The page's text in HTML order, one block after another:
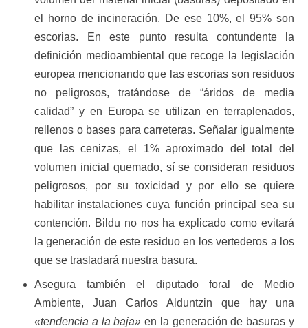
el horno de incineración. De ese 10%, el 95% son
escorias. En este punto resulta contundente la
definición medioambiental que recoge la legislación
europea mencionando que las escorias son residuos
no peligrosos, tratándose de “áridos de media
calidad” y en Europa se utilizan en terraplenados,
rellenos o bases para carreteras. Señalar igualmente
que las cenizas, el 1% aproximado del total del
volumen inicial quemado, sí se consideran residuos
peligrosos, por su toxicidad y por ello se quiere
habilitar instalaciones cuya función principal sea su
contención. Bildu no nos ha explicado como evitará
la generación de este residuo en los vertederos a los
que se trasladará nuestra basura.
Asegura también el diputado foral de Medio
Ambiente, Juan Carlos Alduntzin que hay una
«tendencia a la baja» en la generación de basuras y